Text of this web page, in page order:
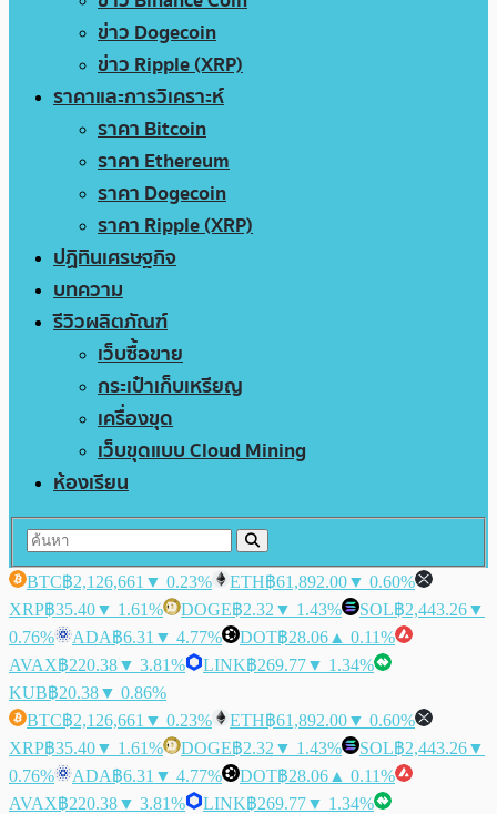
ข่าว Dogecoin
ข่าว Ripple (XRP)
ราคาและการวิเคราะห์
ราคา Bitcoin
ราคา Ethereum
ราคา Dogecoin
ราคา Ripple (XRP)
ปฏิทินเศรษฐกิจ
บทความ
รีวิวผลิตภัณฑ์
เว็บซื้อขาย
กระเป๋าเก็บเหรียญ
เครื่องขุด
เว็บขุดแบบ Cloud Mining
ห้องเรียน
BTC฿2,126,661 ▼ 0.23% ETH฿61,892.00▼ 0.60%
XRP฿35.40▼ 1.61% DOGE฿2.32 ▼ 1.43% SOL฿2,443.26▼
0.76%
ADA฿6.31 ▼ 4.77% DOT฿28.06 ▲ 0.11%
AVAX฿220.38▼ 3.81% LINK฿269.77▼ 1.34%
KUB฿20.38▼ 0.86%
BTC฿2,126,661 ▼ 0.23% ETH฿61,892.00▼ 0.60%
XRP฿35.40▼ 1.61% DOGE฿2.32 ▼ 1.43% SOL฿2,443.26▼
0.76%
ADA฿6.31 ▼ 4.77% DOT฿28.06 ▲ 0.11%
AVAX฿220.38▼ 3.81% LINK฿269.77▼ 1.34%